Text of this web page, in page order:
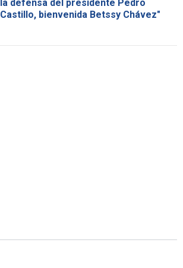
la defensa del presidente Pedro
Castillo, bienvenida Betssy Chávez"